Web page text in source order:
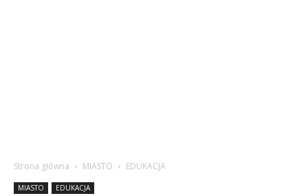
Strona główna MIASTO EDUKACJA
MIASTO EDUKACJA